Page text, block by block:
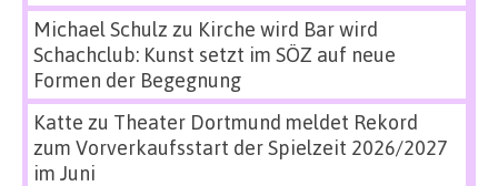
Michael Schulz zu Kirche wird Bar wird
Schachclub: Kunst setzt im SÖZ auf neue
Formen der Begegnung
Katte zu Theater Dortmund meldet Rekord
zum Vorverkaufsstart der Spielzeit 2026/2027
im Juni